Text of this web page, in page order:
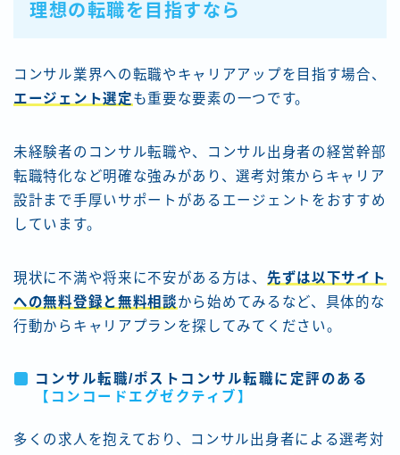
理想の転職を目指すなら
コンサル業界への転職やキャリアアップを目指す場合、
エージェント選定も重要な要素の一つです。
未経験者のコンサル転職や、コンサル出身者の経営幹部
転職特化など明確な強みがあり、選考対策からキャリア
設計まで手厚いサポートがあるエージェントをおすすめ
しています。
現状に不満や将来に不安がある方は、 先ずは以下サイト
への無料登録と無料相談から始めてみるなど、具体的な
行動からキャリアプランを探してみてください。
コンサル転職/ポストコンサル転職に定評のある
【コンコードエグゼクティブ 】
多くの求人を抱えており、コンサル出身者による選考対